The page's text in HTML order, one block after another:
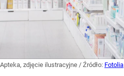
Apteka, zdjęcie ilustracyjne / Źródło: Fotolia